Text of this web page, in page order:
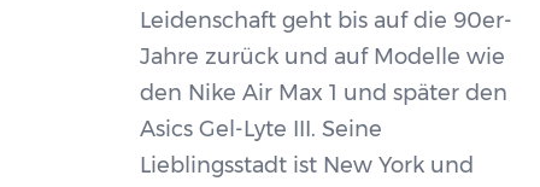
Leidenschaft geht bis auf die 90er-
Jahre zurück und auf Modelle wie
den Nike Air Max 1 und später den
Asics Gel-Lyte III. Seine
Lieblingsstadt ist New York und